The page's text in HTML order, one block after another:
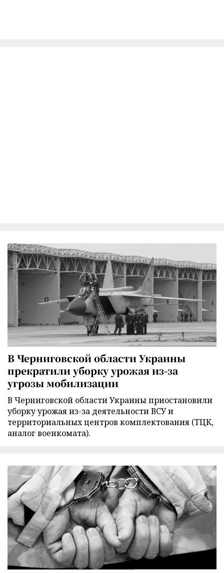
В Черниговской области Украины
прекратили уборку урожая из-за
угрозы мобилизации
В Черниговской области Украины приостановили
уборку урожая из-за деятельности ВСУ и
территориальных центров комплектования (ТЦК,
аналог военкомата).